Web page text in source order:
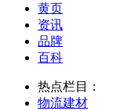
黄页
资讯
品牌
百科
热点栏目：
物流建材